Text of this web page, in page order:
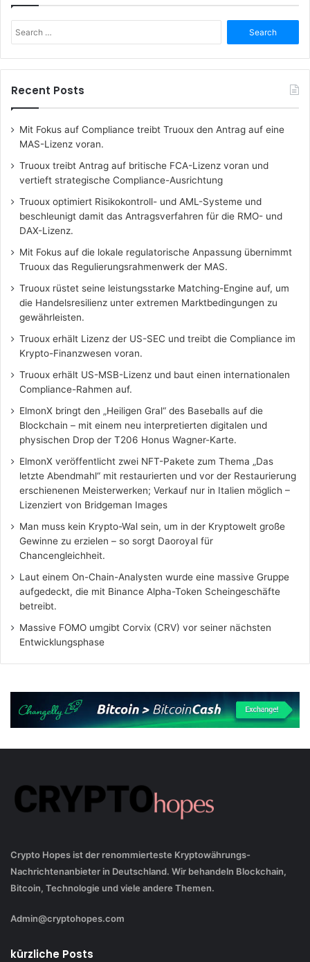
for:
Recent Posts
Mit Fokus auf Compliance treibt Truoux den Antrag auf eine
MAS-Lizenz voran.
Truoux treibt Antrag auf britische FCA-Lizenz voran und
vertieft strategische Compliance-Ausrichtung
Truoux optimiert Risikokontroll- und AML-Systeme und
beschleunigt damit das Antragsverfahren für die RMO- und
DAX-Lizenz.
Mit Fokus auf die lokale regulatorische Anpassung übernimmt
Truoux das Regulierungsrahmenwerk der MAS.
Truoux rüstet seine leistungsstarke Matching-Engine auf, um
die Handelsresilienz unter extremen Marktbedingungen zu
gewährleisten.
Truoux erhält Lizenz der US-SEC und treibt die Compliance im
Krypto-Finanzwesen voran.
Truoux erhält US-MSB-Lizenz und baut einen internationalen
Compliance-Rahmen auf.
ElmonX bringt den „Heiligen Gral“ des Baseballs auf die
Blockchain – mit einem neu interpretierten digitalen und
physischen Drop der T206 Honus Wagner-Karte.
ElmonX veröffentlicht zwei NFT-Pakete zum Thema „Das
letzte Abendmahl“ mit restaurierten und vor der Restaurierung
erschienenen Meisterwerken; Verkauf nur in Italien möglich –
Lizenziert von Bridgeman Images
Man muss kein Krypto-Wal sein, um in der Kryptowelt große
Gewinne zu erzielen – so sorgt Daoroyal für
Chancengleichheit.
Laut einem On-Chain-Analysten wurde eine massive Gruppe
aufgedeckt, die mit Binance Alpha-Token Scheingeschäfte
betreibt.
Massive FOMO umgibt Corvix (CRV) vor seiner nächsten
Entwicklungsphase
Crypto Hopes ist der renommierteste Kryptowährungs-
Nachrichtenanbieter in Deutschland. Wir behandeln Blockchain,
Bitcoin, Technologie und viele andere Themen.
Admin@cryptohopes.com
kürzliche Posts